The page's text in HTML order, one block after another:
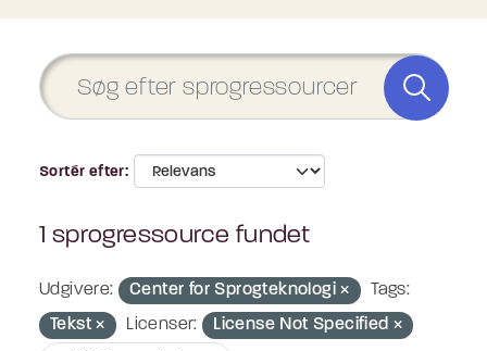
Sortér efter
1 sprogressource fundet
Udgivere: Center for Sprogteknologi
Tags:
Tekst
Licenser: License Not Specified